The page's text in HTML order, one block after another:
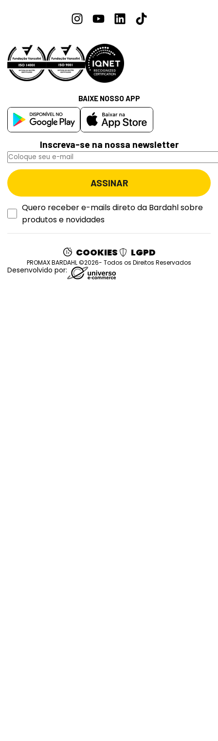
Inscreva-se na nossa newsletter
Quero receber e-mails direto da Bardahl sobre
produtos e novidades
BAIXE NOSSO APP
COOKIES LGPD
PROMAX BARDAHL ©2026- Todos os Direitos Reservados
Desenvolvido por: